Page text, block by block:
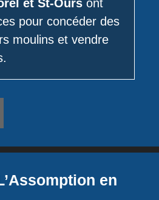
et St-Ours ont
pour concéder des
moulins et vendre
en